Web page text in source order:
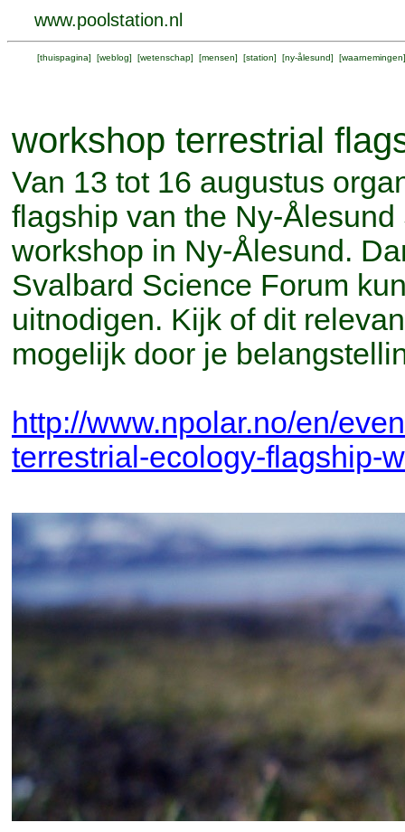
www.poolstation.nl
[thuispagina] [weblog] [wetenschap] [mensen] [station] [ny-ålesund] [waarnemingen
workshop terrestrial
Van 13 tot 16 augustus
flagship van the Ny-
workshop in Ny-Ålesund.
Svalbard Science Forum
uitnodigen. Kijk of dit
mogelijk door je
http://www.npolar.no/en/
terrestrial-ecology-flagship-